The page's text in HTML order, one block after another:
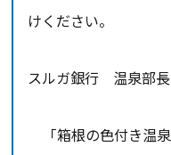
けください。
スルガ銀行 温泉部
「箱根の色付き温